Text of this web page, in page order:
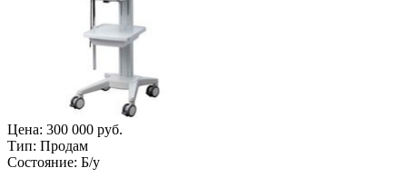
Цена: 300 000 руб.
Тип: Продам
Состояние: Б/у